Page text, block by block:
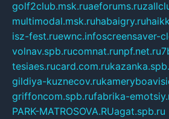
golf2club.msk.ruaeforums.ru
multimodal.msk.ruhabaigry.ru
isz-fest.ruewnc.infoscreensaver-
volnav.spb.rucomnat.runpf.net.ru
tesiaes.rucard.com.ru
gildiya-kuznecov.ru
griffoncom.spb.rufabrika-
PARK-MATROSOVA.RUagat.spb.ru